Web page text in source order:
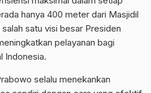
hanya 400 meter dari Masjidil
satu visi besar Presiden
pelayanan bagi
Indonesia.
selalu menekankan